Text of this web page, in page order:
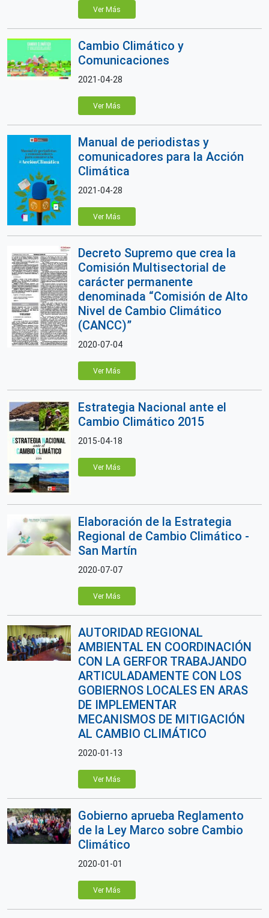
Ver Más
Cambio Climático y
Comunicaciones
2021-04-28
Ver Más
Manual de periodistas y
comunicadores para la Acción
Climática
2021-04-28
Ver Más
Decreto Supremo que crea la
Comisión Multisectorial de
carácter permanente
denominada “Comisión de Alto
Nivel de Cambio Climático
(CANCC)”
2020-07-04
Ver Más
Estrategia Nacional ante el
Cambio Climático 2015
2015-04-18
Ver Más
Elaboración de la Estrategia
Regional de Cambio Climático -
San Martín
2020-07-07
Ver Más
AUTORIDAD REGIONAL
AMBIENTAL EN COORDINACIÓN
CON LA GERFOR TRABAJANDO
ARTICULADAMENTE CON LOS
GOBIERNOS LOCALES EN ARAS
DE IMPLEMENTAR
MECANISMOS DE MITIGACIÓN
AL CAMBIO CLIMÁTICO
2020-01-13
Ver Más
Gobierno aprueba Reglamento
de la Ley Marco sobre Cambio
Climático
2020-01-01
Ver Más